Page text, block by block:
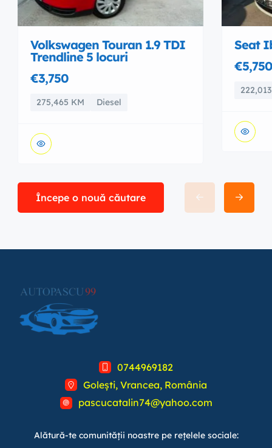
Volkswagen Touran 1.9 TDI
Trendline 5 locuri
€3,750
275,465 KM Diesel
Seat
€5,750
Începe o nouă căutare
0744969182
Golești, Vrancea, România
pascucatalin74@yahoo.com
Alătură-te comunității noastre pe rețelele sociale: